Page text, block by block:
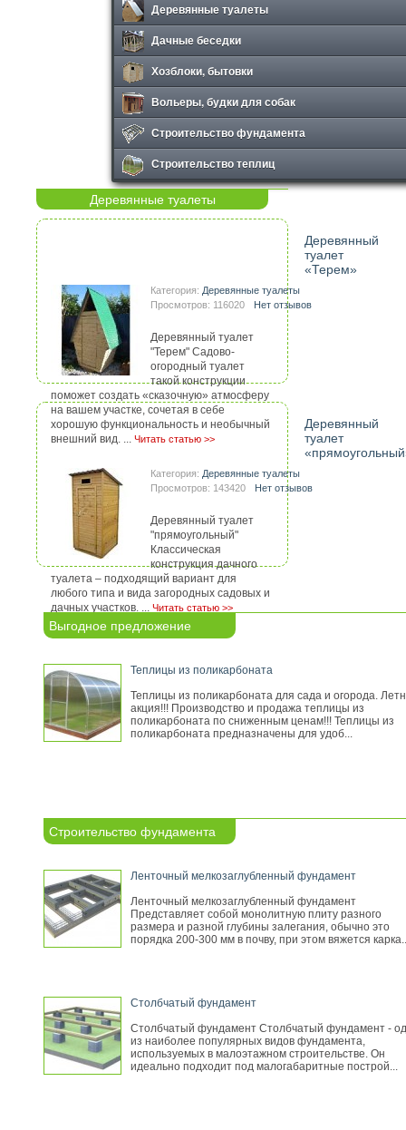
Деревянные туалеты
Дачные беседки
Хозблоки, бытовки
Вольеры, будки для собак
Строительство фундамента
Строительство теплиц
Деревянные туалеты
Деревянный
туалет
«Терем»
Категория: Деревянные туалеты
Просмотров: 116020
Нет отзывов
Деревянный туалет
"Терем" Садово-
огородный туалет
такой конструкции
поможет создать «сказочную» атмосферу
на вашем участке, сочетая в себе
хорошую функциональность и необычный
внешний вид. ... Читать статью >>
Деревянный
туалет
Категория: Деревянные туалеты
Просмотров: 143420
Нет отзывов
Деревянный туалет
"прямоугольный"
Классическая
конструкция дачного
туалета – подходящий вариант для
любого типа и вида загородных садовых и
дачных участков. ... Читать статью >>
Выгодное предложение
Теплицы из поликарбоната
Теплицы из поликарбоната для сада и огорода.
акция!!! Производство и продажа теплицы из
поликарбоната по сниженным ценам!!! Теплицы из
поликарбоната предназначены для удоб...
Строительство фундамента
Ленточный мелкозаглубленный фундамент
Ленточный мелкозаглубленный фундамент
Представляет собой монолитную плиту разного
размера и разной глубины залегания, обычно это
порядка 200-300 мм в почву, при этом вяжется
Столбчатый фундамент
Столбчатый фундамент Столбчатый фундамент -
из наиболее популярных видов фундамента,
используемых в малоэтажном строительстве. Он
идеально подходит под малогабаритные построй...